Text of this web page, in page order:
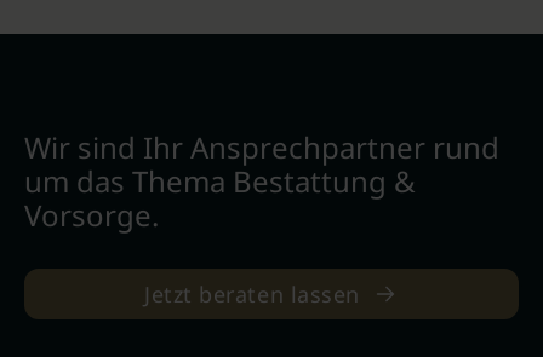
Wir sind Ihr Ansprechpartner rund
um das Thema Bestattung &
Vorsorge.
Jetzt beraten lassen